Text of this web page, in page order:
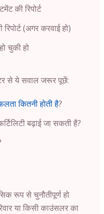
की रिपोर्ट
रिपोर्ट (अगर करवाई हो)
चुकी हो
से ये सवाल जरूर पूछें:
कितनी होती है?
बढ़ाई जा सकती है?
रूप से चुनौतीपूर्ण हो
या किसी काउंसलर का